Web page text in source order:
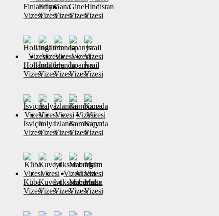
Finlandiya
Vizesi
Fransa
Vizesi
Gana
Vizesi
Gine
Vizesi
Hindistan
Vizesi
Hollanda
Vizesi
İngiltere
Vizesi
İrlanda
Vizesi
İspanya
Vizesi
İsrail
Vizesi
İsviçre
Vizesi
İtalya
Vizesi
İzlanda
Vizesi
Kamboçya
Vizesi
Kanada
Vizesi
Küba
Vizesi
Kuveyt
Vizesi
Lüksemburg
Vizesi
Macaristan
Vizesi
Malta
Vizesi